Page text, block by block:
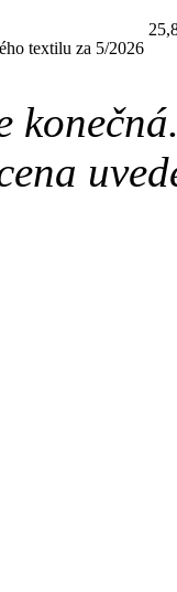
textilu za 5/2026